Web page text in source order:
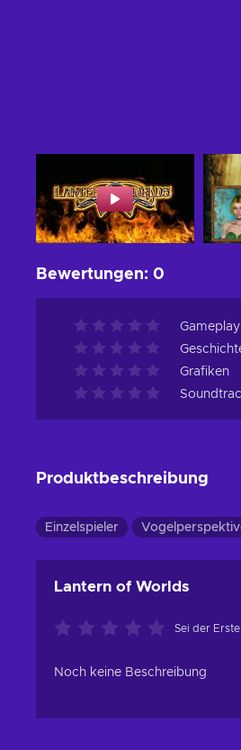
Bewertungen: 0
Gameplay
Grafiken
Produktbeschreibung
Einzelspieler
Lantern of Worlds
Sei der
Noch keine Beschreibung